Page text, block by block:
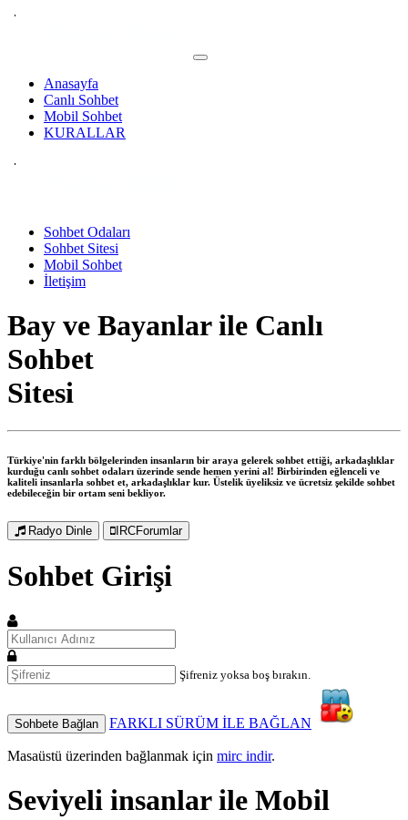
Anasayfa
Canlı Sohbet
Mobil Sohbet
KURALLAR
Sohbet Odaları
Sohbet Sitesi
Mobil Sohbet
İletişim
Bay ve Bayanlar ile Canlı
Sohbet
Sitesi
Türkiye'nin farklı bölgelerinden insanların bir araya gelerek sohbet ettiği, arkadaşlıklar
kurduğu canlı sohbet odaları üzerinde sende hemen yerini al! Birbirinden eğlenceli ve
kaliteli insanlarla sohbet et, arkadaşlıklar kur. Üstelik üyeliksiz ve ücretsiz şekilde sohbet
edebileceğin bir ortam seni bekliyor.
Radyo Dinle IRCForumlar
Sohbet Girişi
Şifreniz yoksa boş bırakın.
Sohbete Bağlan FARKLI SÜRÜM İLE BAĞLAN
Masaüstü üzerinden bağlanmak için mirc indir.
Seviyeli insanlar ile Mobil